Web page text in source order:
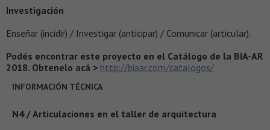
Investigación
Enseñar (incidir) / Investigar (anticipar) / Comunicar (articular).
Podés encontrar este proyecto en el Catálogo de la BIA-AR
2018. Obtenelo acá > http://biaar.com/catalogos/
INFORMACIÓN TÉCNICA
N4 / Articulaciones en el taller de arquitectura